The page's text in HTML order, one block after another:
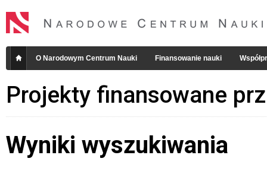
O Narodowym Centrum Nauki Finansowanie nauki
Projekty finansowane
Wyniki wyszukiwania